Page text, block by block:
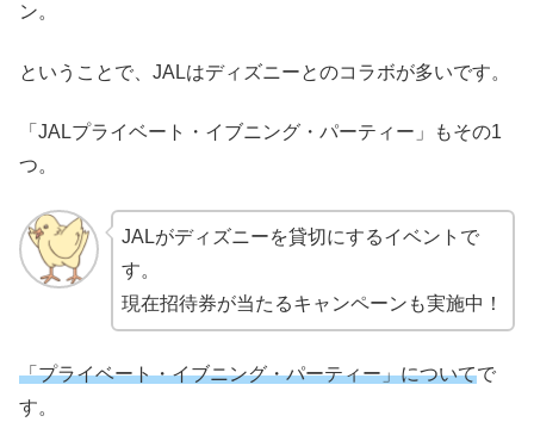
ン。
ということで、JALはディズニーとのコラボが多いです。
「JALプライベート・イブニング・パーティー」もその1
つ。
JALがディズニーを貸切にするイベントで
す。
現在招待券が当たるキャンペーンも実施中！
「プライベート・イブニング・パーティー」についてで
す。